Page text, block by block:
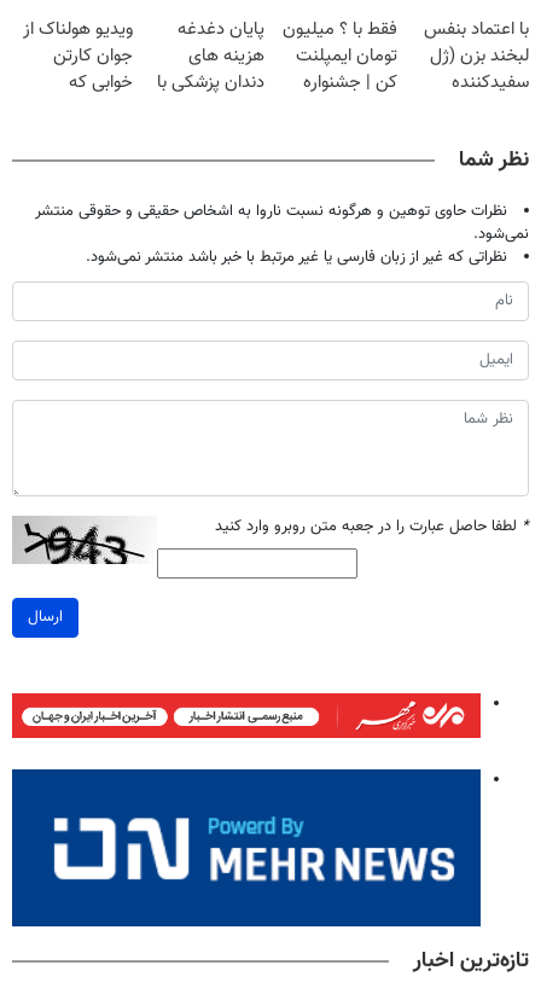
فقط ۲۵ میلیون
صحبت کنید)
با اعتماد بنفس
لبخند بزن (ژل
سفیدکننده
فقط با ؟ میلیون
تومان ایمپلنت
کن | جشنواره
پایان دغدغه
هزینه های
دندان پزشکی با
ویدیو هولناک از
جوان کارتن
خوابی که
نظر شما
نظرات حاوی توهین و هرگونه نسبت ناروا به اشخاص حقیقی و حقوقی منتشر
نمی‌شود.
نظراتی که غیر از زبان فارسی یا غیر مرتبط با خبر باشد منتشر نمی‌شود.
* لطفا حاصل عبارت را در جعبه متن روبرو وارد کنید
ارسال
تازه‌ترین اخبار